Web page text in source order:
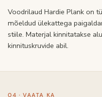
Voodrilaud Hardie Plank on
mõeldud ülekattega
stiile. Materjal kinnitatakse
kinnituskruvide abil.
04 · VAATA KA